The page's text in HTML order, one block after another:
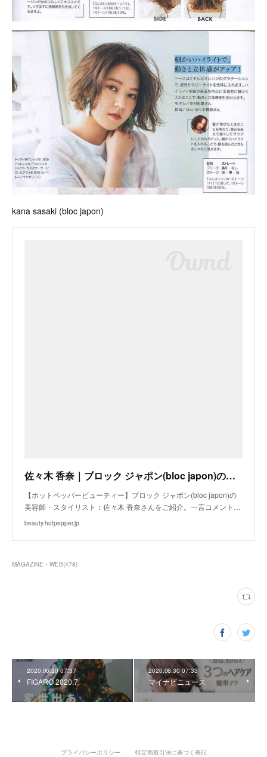
kana sasaki (bloc japon)
佐々木 香奈｜ブロック ジャポン(bloc japon)の美容師・スタイリスト｜ホットペッパービューティー
【ホットペッパービューティー】ブロック ジャポン(bloc japon)の
美容師・スタイリスト：佐々木 香奈さんをご紹介。一言コメント…
beauty.hotpepper.jp
MAGAZINE・WEB(478)
2020.06.30 07:37
FIGARO 2020.7
2020.06.30 07:33
マイナビニュース
プライバシーポリシー 特定商取引法に基づく表記